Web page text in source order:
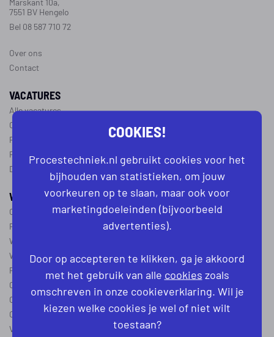
7551 BV Hengelo
Bel 08 587 710 72
Over ons
Contact
VACATURES
Alle vacatures
Operator vacatures
Productiemedewerker vacatures
Ploegleider vacatures
Dagdienst vacatures
WERKEN IN DE PROCESTECHNIEK
Over de procestechniek
Ploegendienst
Wat is een procesoperator
Werken als procesoperator
Procesoperator in de
chemie, voedingsindustrie, farmacie
Operator A
Operator B
Operator C
Verschil operator A, B en C
COOKIES!
Procestechniek.nl gebruikt cookies voor het
bijhouden van statistieken, om jouw
voorkeuren op te slaan, maar ook voor
marketingdoeleinden (bijvoorbeeld
advertenties).
Door op accepteren te klikken, ga je akkoord
met het gebruik van alle cookies zoals
omschreven in onze cookieverklaring. Wil je
kiezen welke cookies je wel of niet wilt
toestaan?